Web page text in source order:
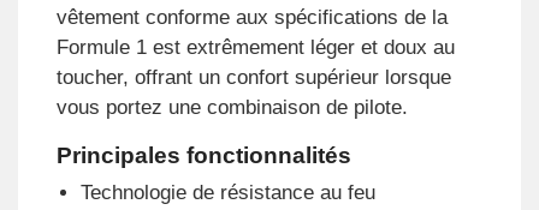
vêtement conforme aux spécifications de la
Formule 1 est extrêmement léger et doux au
toucher, offrant un confort supérieur lorsque
vous portez une combinaison de pilote.
Principales fonctionnalités
Technologie de résistance au feu